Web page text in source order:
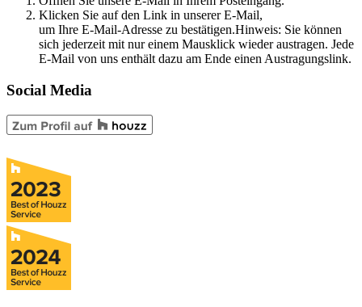
Klicken Sie auf den Link in unserer E-Mail,
um Ihre E-Mail-Adresse zu bestätigen.Hinweis: Sie können
sich jederzeit mit nur einem Mausklick wieder austragen. Jede
E-Mail von uns enthält dazu am Ende einen Austragungslink.
Social Media